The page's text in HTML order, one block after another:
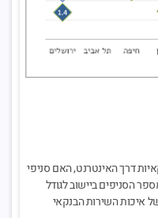
דרך האינטרנט, האם סניפי
הסניפים ביישוב לגודל
איכות השירות הבנקאי